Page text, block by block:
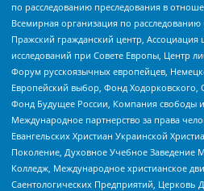
по расследованию преследования в
Всемирная организация по
Пражский гражданский центр, Ассоциация
исследований при Совете Европы, Центр
Форум русскоязычных европейцев,
Европейский выбор, Фонд Ходорковского,
Фонд Будущее России, Компания свободы
Международное партнерство за права
Евангельских Христиан Украинской
Поколение, Духовное Учебное Заведение
Колледж, Международное христианское
Саентологических Предприятий, Церковь